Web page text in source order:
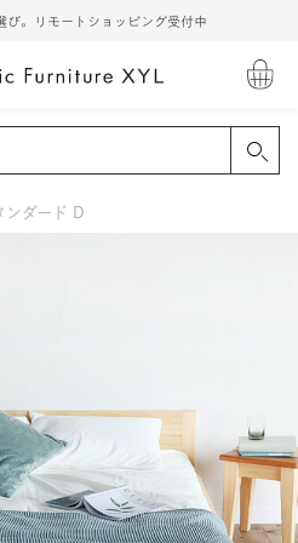
び。リモートショッピング受付中
ンダード D